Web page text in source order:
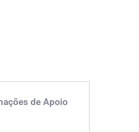
de Apoio